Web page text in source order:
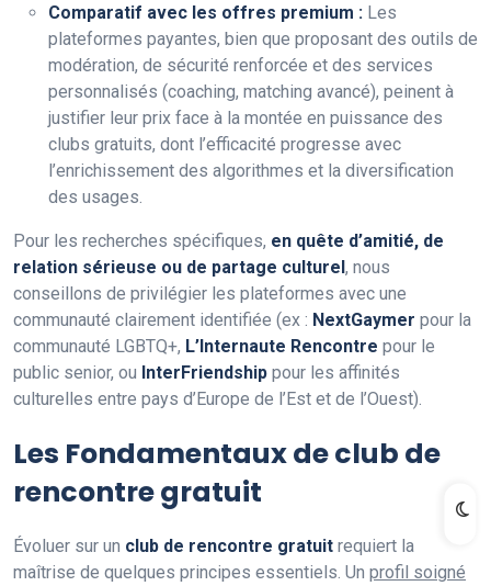
Comparatif avec les offres premium : Les
plateformes payantes, bien que proposant des outils de
modération, de sécurité renforcée et des services
personnalisés (coaching, matching avancé), peinent à
justifier leur prix face à la montée en puissance des
clubs gratuits, dont l’efficacité progresse avec
l’enrichissement des algorithmes et la diversification
des usages.
Pour les recherches spécifiques, en quête d’amitié, de
relation sérieuse ou de partage culturel, nous
conseillons de privilégier les plateformes avec une
communauté clairement identifiée (ex : NextGaymer pour la
communauté LGBTQ+, L’Internaute Rencontre pour le
public senior, ou InterFriendship pour les affinités
culturelles entre pays d’Europe de l’Est et de l’Ouest).
Les Fondamentaux de club de
rencontre gratuit
Évoluer sur un club de rencontre gratuit requiert la
maîtrise de quelques principes essentiels. Un profil soigné